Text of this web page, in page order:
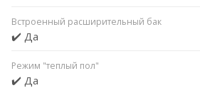
Встроенный расширительный бак
✔️ Да
Режим "теплый пол"
✔️ Да